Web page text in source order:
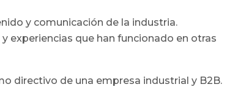
y comunicación de la industria.
experiencias que han funcionado en otras
directivo de una empresa industrial y B2B.